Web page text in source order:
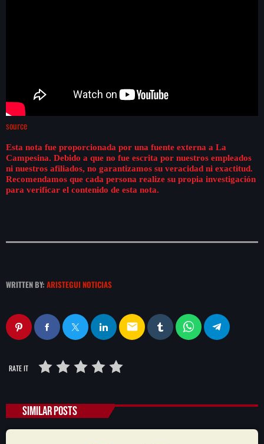
source
Esta nota fue proporcionada por una fuente externa a La
Campesina. Debido a que no fue escrita por nuestros empleados
ni nuestros afiliados, no garantizamos su veracidad ni exactitud.
Recomendamos que cada persona realize su propia investigación
para verificar el contenido de esta nota.
WRITTEN BY: ARISTEGUI NOTICIAS
email
RATE IT
SIMILAR POSTS